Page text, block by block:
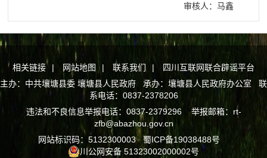
审核人：马鑫
相关链接 | 网站地图 | 联系我们 |
四川互联网联合辟谣平台
主办：中共壤塘县委 壤塘县人民政府 承办：壤塘县人民政府办公室 联
系电话：0837-2378206
违法和不良信息举报电话：0837-2379296 举报邮箱：rt-
zfb@abazhou.gov.cn
网站标识码：5132300003蜀ICP备19038488号
川公网安备 51323002000002号